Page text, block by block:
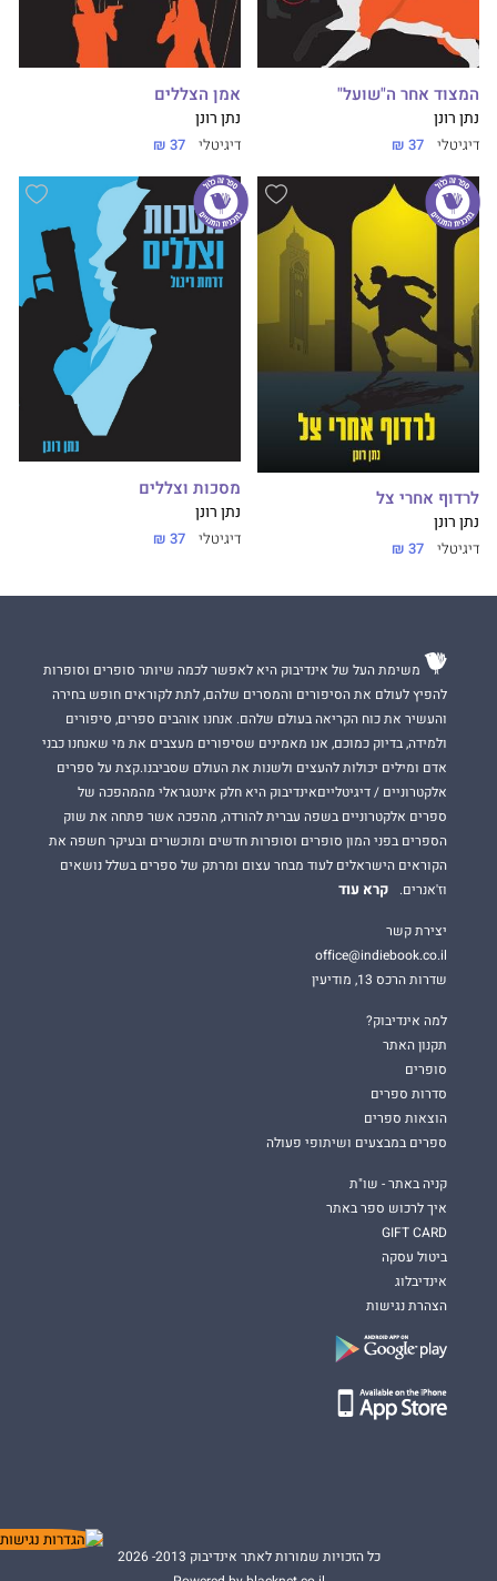
המצוד אחר ה"שועל"
נתן רונן
דיגיטלי 37 ₪
אמן הצללים
נתן רונן
דיגיטלי 37 ₪
לרדוף אחרי צל
נתן רונן
דיגיטלי 37 ₪
מסכות וצללים
נתן רונן
דיגיטלי 37 ₪
משימת העל של אינדיבוק היא לאפשר לכמה שיותר סופרים וסופרות
להפיץ לעולם את הסיפורים והמסרים שלהם, לתת לקוראים חופש בחירה
והעשיר את כוח הקריאה בעולם שלהם. אנחנו אוהבים ספרים, סיפורים
ולמידה, בדיוק כמוכם, אנו מאמינים שסיפורים מעצבים את מי שאנחנו כבני
אדם ומילים יכולות להעצים ולשנות את העולם שסביבנו.קצת על ספרים
אלקטרוניים / דיגיטלייםאינדיבוק היא חלק אינטגראלי מהמהפכה של
ספרים אלקטרוניים בשפה עברית להורדה, מהפכה אשר פתחה את שוק
הספרים בפני המון סופרים וסופרות חדשים ומוכשרים ובעיקר חשפה את
הקוראים הישראלים לעוד מבחר עצום ומרתק של ספרים בשלל נושאים
וז'אנרים.
קרא עוד
יצירת קשר
office@indiebook.co.il
שדרות הרכס 13, מודיעין
למה אינדיבוק?
תקנון האתר
סופרים
סדרות ספרים
הוצאות ספרים
ספרים במבצעים ושיתופי פעולה
קניה באתר - שו"ת
איך לרכוש ספר באתר
GIFT CARD
ביטול עסקה
אינדיבלוג
הצהרת נגישות
כל הזכויות שמורות לאתר אינדיבוק 2013- 2026